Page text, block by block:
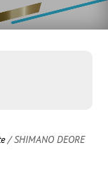
/ SHIMANO DEORE